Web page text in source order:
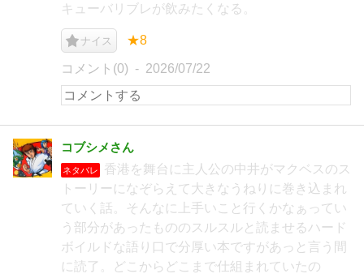
キューバリブレが飲みたくなる。
ナイス ★8
コメント(0) 2026/07/22
コブシメさん
ネタバレ
香港を舞台に主人公の中井がマクベスのス
トーリーになぞらえて大きなうねりに巻き込まれ
ていく話。そんなに上手いこと行くかなぁってい
う部分があったもののスルスルと読ませるハード
ボイルドな語り口で分厚い本ですがあっと言う間
に読了。どこからどこまで仕組まれていたの